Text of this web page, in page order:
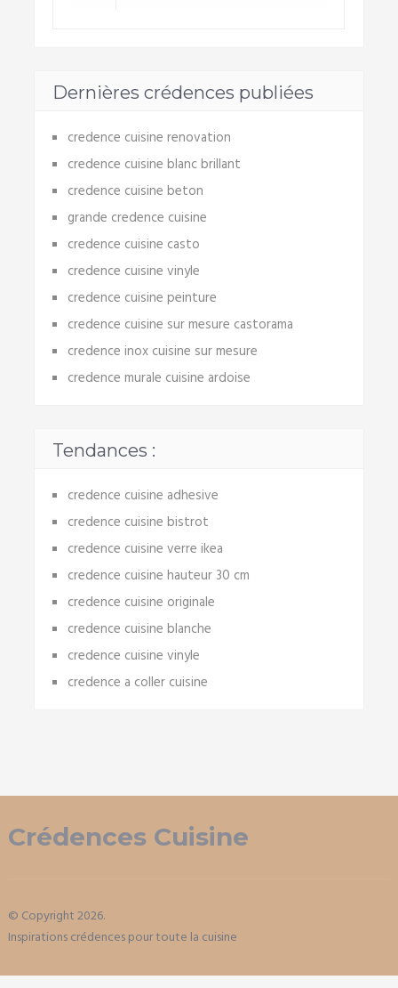
Dernières crédences publiées
credence cuisine renovation
credence cuisine blanc brillant
credence cuisine beton
grande credence cuisine
credence cuisine casto
credence cuisine vinyle
credence cuisine peinture
credence cuisine sur mesure castorama
credence inox cuisine sur mesure
credence murale cuisine ardoise
Tendances :
credence cuisine adhesive
credence cuisine bistrot
credence cuisine verre ikea
credence cuisine hauteur 30 cm
credence cuisine originale
credence cuisine blanche
credence cuisine vinyle
credence a coller cuisine
Crédences Cuisine
© Copyright 2026.
Inspirations crédences pour toute la cuisine